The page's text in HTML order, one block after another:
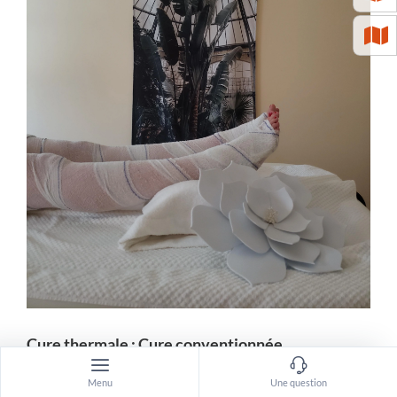
Cure thermale : Cure conventionnée
rhumatologie
Menu Une question